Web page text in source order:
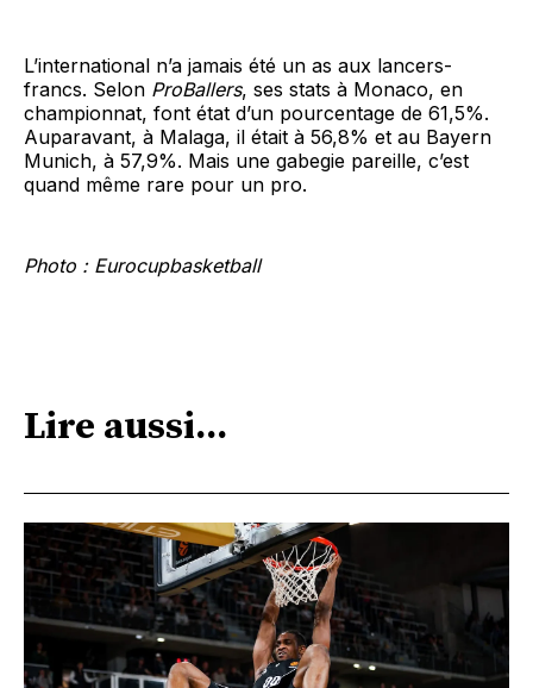
L’international n’a jamais été un as aux lancers-
francs. Selon ProBallers, ses stats à Monaco, en
championnat, font état d’un pourcentage de 61,5%.
Auparavant, à Malaga, il était à 56,8% et au Bayern
Munich, à 57,9%. Mais une gabegie pareille, c’est
quand même rare pour un pro.
Photo : Eurocupbasketball
Lire aussi...